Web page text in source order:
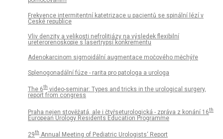
Frekvence intermitentní katetrizace u pacientů se spinální lézí v
České republice
Vliv denzity a velikosti nefrolitiázy na výsledek flexibilní
ureterorenoskopie s lasertrypsí konkrementu
Adenokarcinom sigmoidální augmentace močového měchýře
Splenogonadální fúze - rarita pro patologa a urologa
The 6th video-seminar: Types and tricks in the urological surgery,
report from congress
Praha nejen stověžatá, ale i čtyřseturologická - zpráva z konání 16th
European Urology Residents Education Programme
29th Annual Meeting of Pediatric Urologists‘ Report